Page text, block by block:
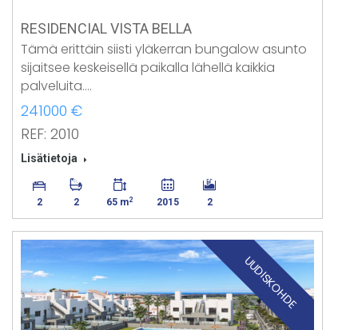
RESIDENCIAL VISTA BELLA
Tämä erittäin siisti yläkerran bungalow asunto
sijaitsee keskeisellä paikalla lähellä kaikkia
palveluita.…
241000 €
REF: 2010
Lisätietoja
2 2 65 m2 2015 2
UUDISKOHDE